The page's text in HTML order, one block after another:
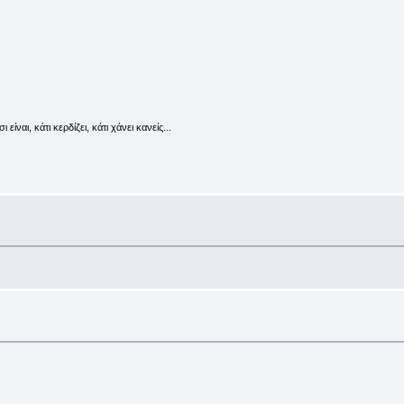
κάτι κερδίζει, κάτι χάνει κανείς...